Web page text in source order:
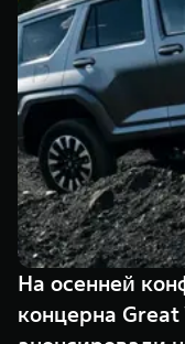
TANK 500
Веди за собой
от 6 499 000 ₽
TANK Финансы
Корпоративным
TANK ФИНАНСЫ
TANK Кредит
TANK Лизинг
TANK Страхование
Сервис
Специальные
Моторные масла
ЦИФРОВЫЕ СЕРВИСЫ
Цифровые сервисы
Подписки
На осенней
концерна